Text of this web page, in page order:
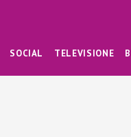
SOCIAL TELEVISIONE